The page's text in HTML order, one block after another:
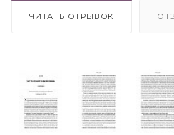
ЧИТАТЬ ОТРЫВОК